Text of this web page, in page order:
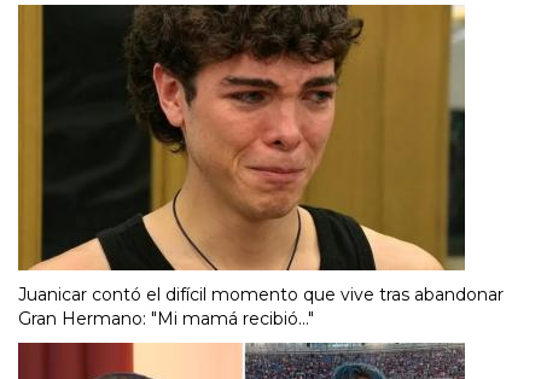
Juanicar contó el difícil momento que vive tras abandonar
Gran Hermano: "Mi mamá recibió..."